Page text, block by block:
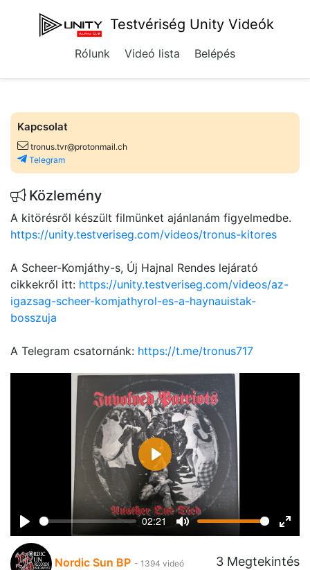
Testvériség Unity Videók
Rólunk Videó lista Belépés
Kapcsolat
tronus.tvr@protonmail.ch
Telegram
Közlemény
A kitörésről készült filmünket ajánlanám figyelmedbe.
https://unity.testveriseg.com/videos/tronus-kitores
A Scheer-Komjáthy-s, Új Hajnal Rendes lejárató
cikkekről itt: https://unity.testveriseg.com/videos/az-
igazsag-scheer-komjathyrol-es-a-haynauistak-
bosszuja
A Telegram csatornánk: https://t.me/tronus717
Play
02:21
Mute
Play
Nordic Sun BP - 1394 videó 3 Megtekintés